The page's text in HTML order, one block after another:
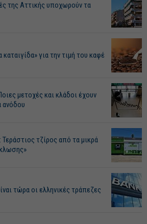
της Αττικής υποχωρούν τα
καταιγίδα» για την τιμή του καφέ
μετοχές και κλάδοι έχουν
ανόδου
τζίρος από τα μικρά
τώρα οι ελληνικές τράπεζες